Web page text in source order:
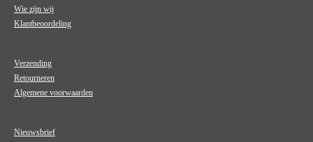
Wie zijn wij
Klantbeoordeling
Verzending
Retourneren
Algemene voorwaarden
Nieuwsbrief